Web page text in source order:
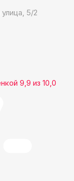
5/2
9,9 из 10,0